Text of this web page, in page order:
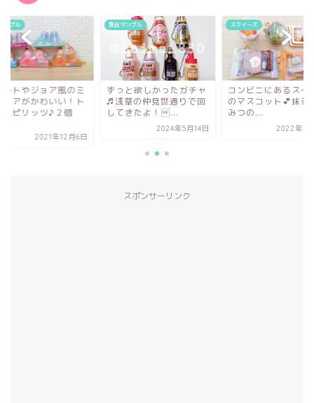
ンプル
ルトやジョア風のミ
ュアがかわいい！ト
スピリッツ♪２個
2021年12月6日
食品サンプル
ずっと欲しかったガチャ
♬浅草の仲見世通りで回
してきたよ！...
2024年5月14日
スクイーズ
コンビニにあるスイ
のマスコット💕抹茶
みつの...
2022年2
スポンサーリンク